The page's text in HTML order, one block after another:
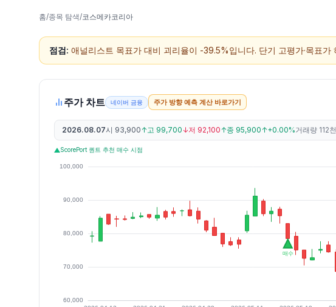
홈/종목 탐색/코스메카코리아
점검: 애널리스트 목표가 대비 괴리율이 -39.5%입니다. 단기 고평가·목표가
주가 차트 네이버 금융 주가 방향 예측 계산 바로가기
2026.08.07시 93,900 ↑고 99,700↓저 92,100 ↑종 95,900 ↑+0.00%거래량 112
ScorePort 퀀트 추천 매수 시점